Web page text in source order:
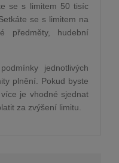
se s limitem 50 tisíc
se s limitem na
předměty, hudební
jednotlivých
plnění. Pokud byste
je vhodné sjednat
za zvýšení limitu.